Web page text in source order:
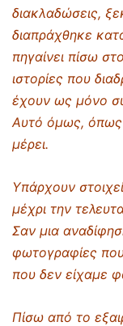
διακλαδώσεις,
διαπράχθηκε
πηγαίνει πίσω
ιστορίες που
έχουν ως μόνο
Αυτό όμως, όπως
μέρει.
Υπάρχουν
μέχρι την
Σαν μια
φωτογραφίες
που δεν είχαμε
Πίσω από το